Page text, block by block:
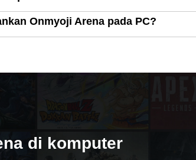
Onmyoji Arena pada PC?
di komputer